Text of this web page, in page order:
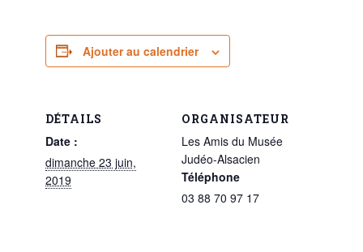
Ajouter au calendrier
DÉTAILS
Date :
dimanche 23 juin,
2019
ORGANISATEUR
Les Amis du Musée
Judéo-Alsacien
Téléphone
03 88 70 97 17